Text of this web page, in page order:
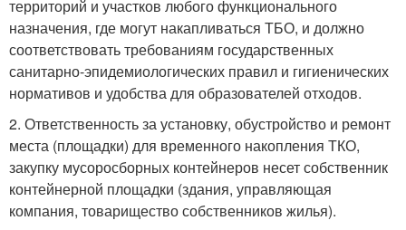
территорий и участков любого функционального
назначения, где могут накапливаться ТБО, и должно
соответствовать требованиям государственных
санитарно-эпидемиологических правил и гигиенических
нормативов и удобства для образователей отходов.
2. Ответственность за установку, обустройство и ремонт
места (площадки) для временного накопления ТКО,
закупку мусоросборных контейнеров несет собственник
контейнерной площадки (здания, управляющая
компания, товарищество собственников жилья).